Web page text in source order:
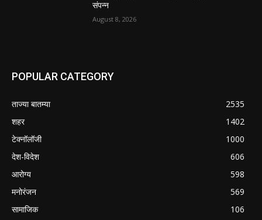
संपन्न
August 8, 2026
POPULAR CATEGORY
ताज्या बातम्या
2535
शहर
1402
टेक्नॉलॉजी
1000
देश-विदेश
606
आरोग्य
598
मनोरंजन
569
सामाजिक
106